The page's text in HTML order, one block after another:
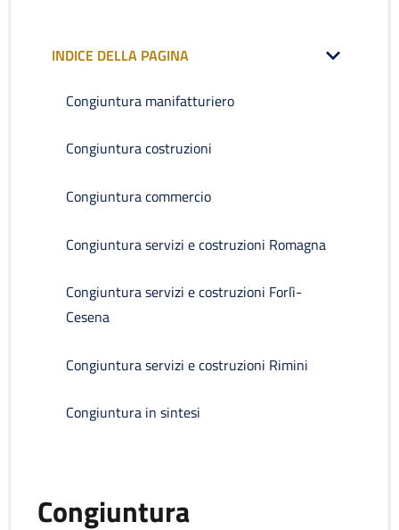
INDICE DELLA PAGINA
Congiuntura manifatturiero
Congiuntura costruzioni
Congiuntura commercio
Congiuntura servizi e costruzioni Romagna
Congiuntura servizi e costruzioni Forlì-
Cesena
Congiuntura servizi e costruzioni Rimini
Congiuntura in sintesi
Congiuntura